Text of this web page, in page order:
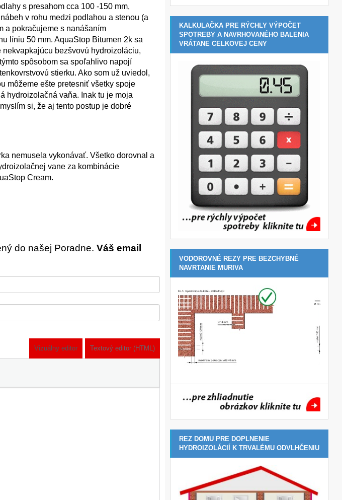
s presahom cca 100 -150 mm,
v rohu medzi podlahou a stenou (a
a pokračujeme s nanášaním
líniu 50 mm. AquaStop Bitumen 2k sa
bezšvovú hydroizoláciu,
spôsobom sa spoľahlivo napojí
stierku. Ako som už uviedol,
môžeme ešte pretesniť všetky spoje
hydroizolačná vaňa. Inak tu je moja
si, že aj tento postup je dobré
nemusela vykonávať. Všetko dorovnal a
vane za kombinácie
Cream.
do našej Poradne. Váš email
Vizuálny editor Textový editor (HTML)
KALKULAČKA PRE RÝCHLY VÝPOČET
SPOTREBY A NAVRHOVANÉHO BALENIA
VRÁTANE CELKOVEJ CENY
VODOROVNÉ REZY PRE BEZCHYBNÉ
NAVRTANIE MURIVA
REZ DOMU PRE DOPLNENIE
HYDROIZOLÁCIÍ K TRVALÉMU ODVLHČENIU